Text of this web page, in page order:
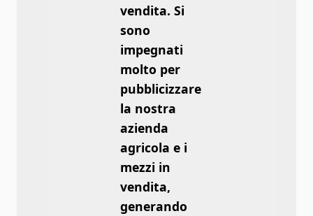
vendita. Si
sono
impegnati
molto per
pubblicizzare
la nostra
azienda
agricola e i
mezzi in
vendita,
generando